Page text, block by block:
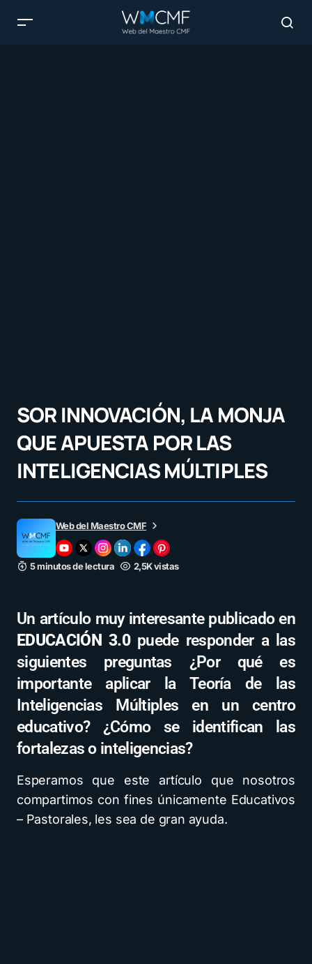
SOR INNOVACIÓN, LA MONJA
QUE APUESTA POR LAS
INTELIGENCIAS MÚLTIPLES
Web del Maestro CMF
5 minutos de lectura 2,5K vistas
Un artículo muy interesante publicado en
EDUCACIÓN 3.0puede responder a las
siguientes preguntas ¿Por qué es
importante aplicar la Teoría de las
Inteligencias Múltiples en un centro
educativo? ¿Cómo se identifican las
fortalezas o inteligencias?
Esperamos que este artículo que nosotros
compartimos con fines únicamente Educativos
– Pastorales, les sea de gran ayuda.